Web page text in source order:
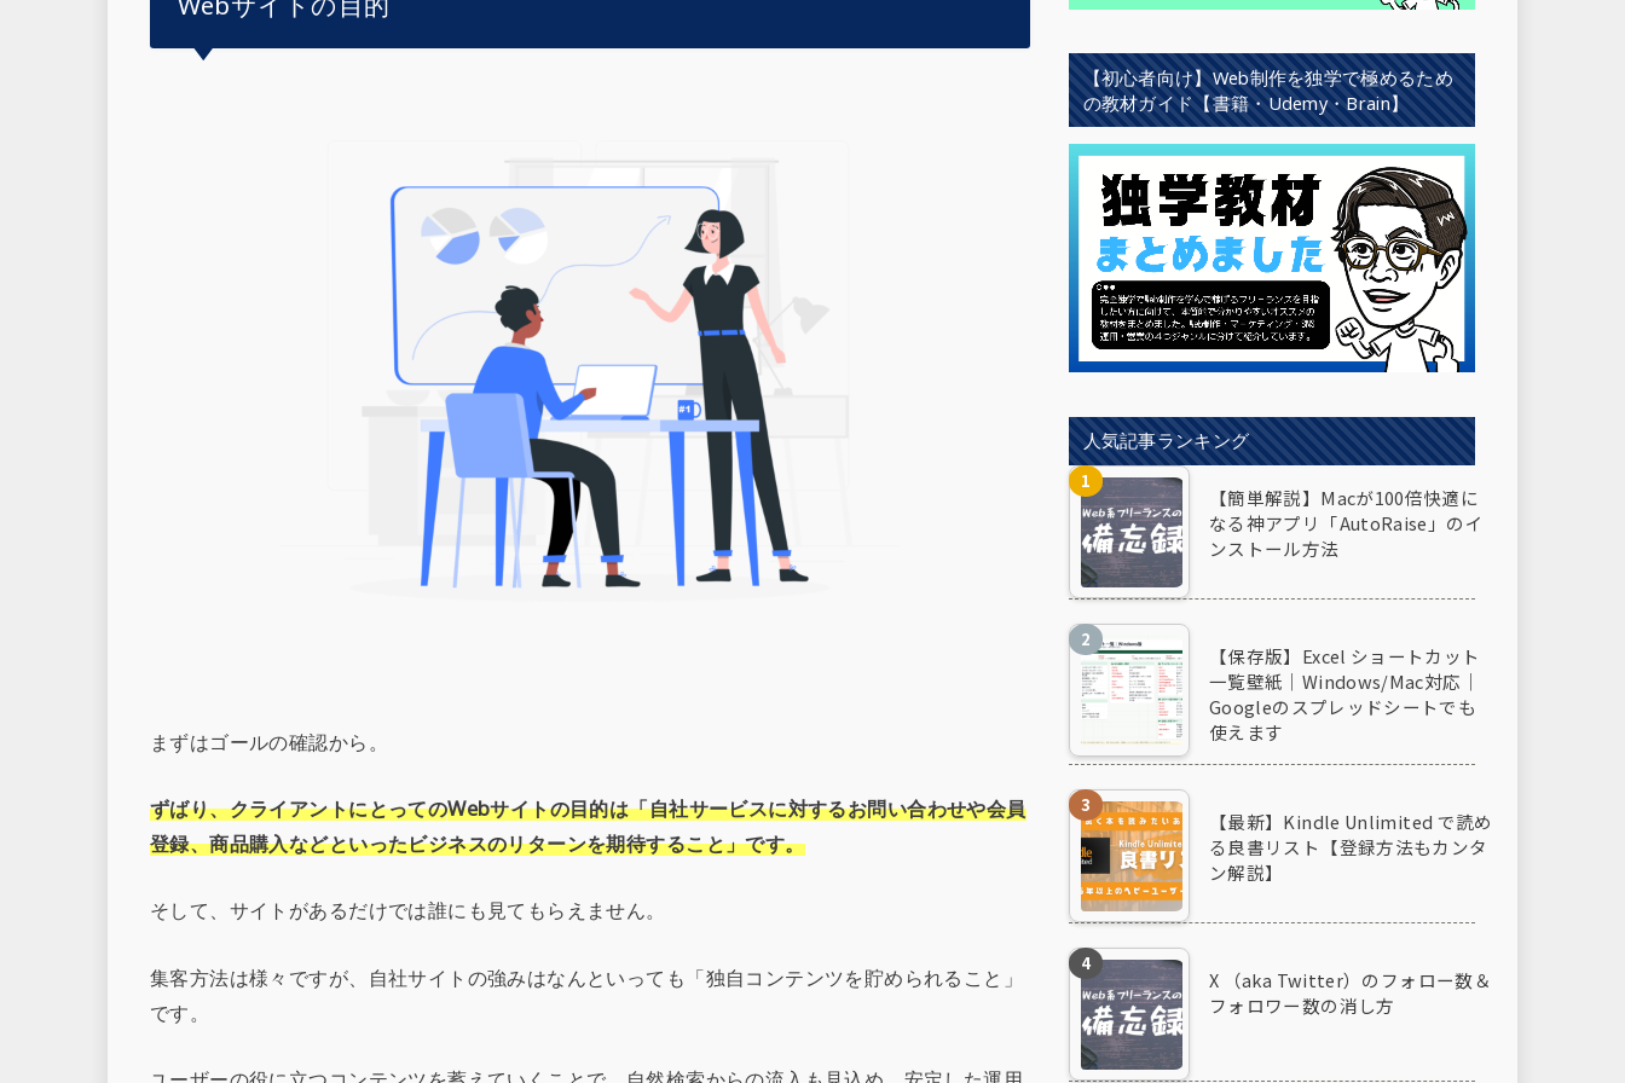
まずはゴールの確認から。
ずばり、クライアントにとってのWebサイトの目的は「自社サービスに対するお問い合わせや会員
登録、商品購入などといったビジネスのリターンを期待すること」です。
そして、サイトがあるだけでは誰にも見てもらえません。
集客方法は様々ですが、自社サイトの強みはなんといっても「独自コンテンツを貯められること」
です。
【初心者向け】Web制作を独学で極めるため
の教材ガイド【書籍・Udemy・Brain】
人気記事ランキング
【簡単解説】Macが100倍快適に
なる神アプリ「AutoRaise」のイ
ンストール方法
【保存版】Excel ショートカット
一覧壁紙｜Windows/Mac対応｜
Googleのスプレッドシートでも
使えます
【最新】Kindle Unlimited で読め
る良書リスト【登録方法もカンタ
ン解説】
X （aka Twitter）のフォロー数＆
フォロワー数の消し方